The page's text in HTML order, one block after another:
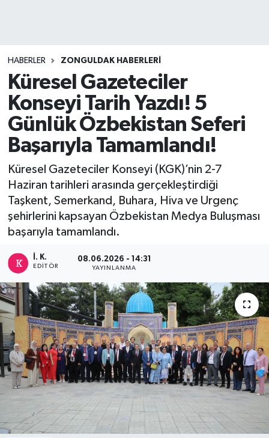
HABERLER ZONGULDAK HABERLERI
Küresel Gazeteciler
Konseyi Tarih Yazdı! 5
Günlük Özbekistan Seferi
Başarıyla Tamamlandı!
Küresel Gazeteciler Konseyi (KGK)’nin 2-7
Haziran tarihleri arasında gerçekleştirdiği
Taşkent, Semerkand, Buhara, Hiva ve Urgenç
şehirlerini kapsayan Özbekistan Medya Buluşması
başarıyla tamamlandı.
İ. K.
EDITÖR
08.06.2026 - 14:31
YAYINLANMA
EREĞLİ
GÖKÇEBEY
KARABÜK
KASTAMONU